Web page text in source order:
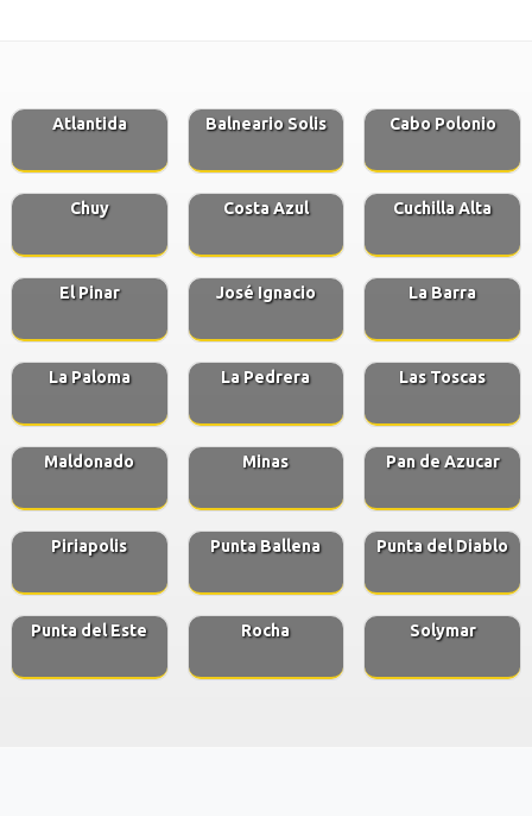
Atlantida Balneario Solis Cabo Polonio
Chuy Costa Azul Cuchilla Alta
El Pinar José Ignacio La Barra
La Paloma La Pedrera Las Toscas
Maldonado Minas Pan de Azucar
Piriapolis Punta Ballena Punta del Diablo
Punta del Este Rocha Solymar